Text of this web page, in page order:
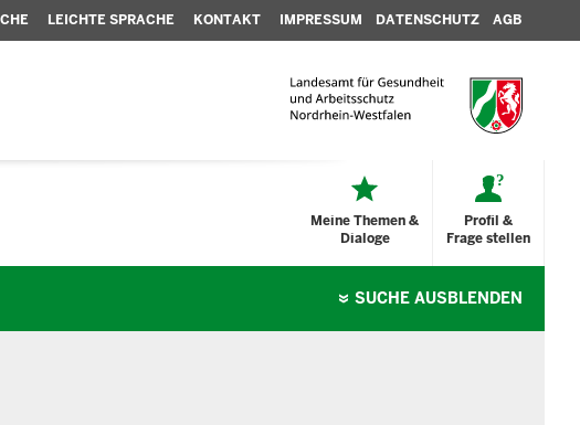
LEICHTE SPRACHE KONTAKT IMPRESSUM DATENSCHUTZ AGB
Profil &
Frage stellen
Meine Themen &
Dialoge
SUCHE AUSBLENDEN